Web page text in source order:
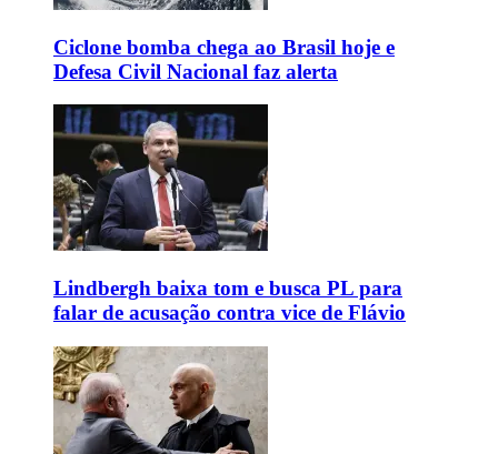
Ciclone bomba chega ao Brasil hoje e
Defesa Civil Nacional faz alerta
Lindbergh baixa tom e busca PL para
falar de acusação contra vice de Flávio